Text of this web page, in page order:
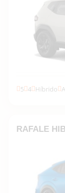
5 4 Híbrido
RAFALE